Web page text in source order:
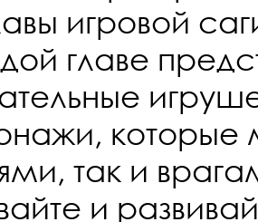
игровой
главе
которые
так и
и